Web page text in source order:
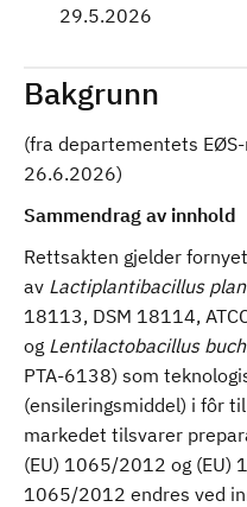
29.5.2026
Bakgrunn
(fra departementets
26.6.2026)
Sammendrag av innhold
Rettsakten gjelder
av Lactiplantibacillus
18113, DSM 18114,
og Lentilactobacillus
PTA-6138) som
(ensileringsmiddel) i fôr
markedet tilsvarer
(EU) 1065/2012 og (EU)
1065/2012 endres ved